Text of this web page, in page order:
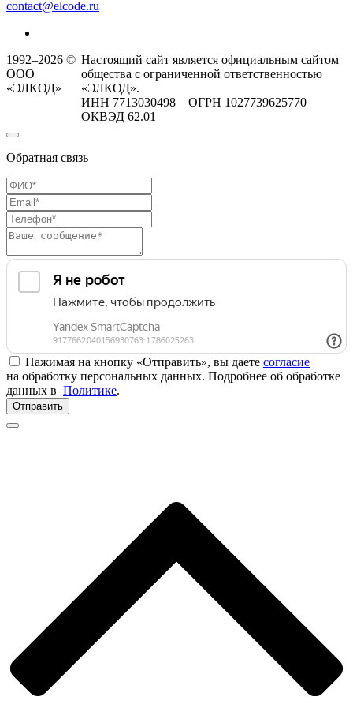
contact@elcode.ru
1992–2026 ©
ООО
«ЭЛКОД»
Настоящий сайт является официальным сайтом
общества с ограниченной ответственностью
«ЭЛКОД».
ИНН 7713030498 ОГРН 1027739625770
ОКВЭД 62.01
Обратная связь
Нажимая на кнопку «Отправить», вы даете согласие
на обработку персональных данных. Подробнее об обработке
данных в Политике.
Отправить